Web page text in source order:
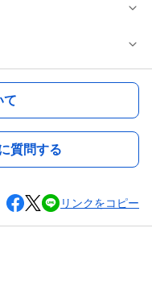
て
質問する
リンクをコピー